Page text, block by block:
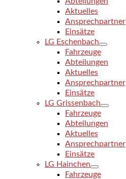
Aktuelles
Ansprechpartner
Einsätze
LG Eschenbach
Fahrzeuge
Abteilungen
Aktuelles
Ansprechpartner
Einsätze
LG Grissenbach
Fahrzeuge
Abteilungen
Aktuelles
Ansprechpartner
Einsätze
LG Hainchen
Fahrzeuge